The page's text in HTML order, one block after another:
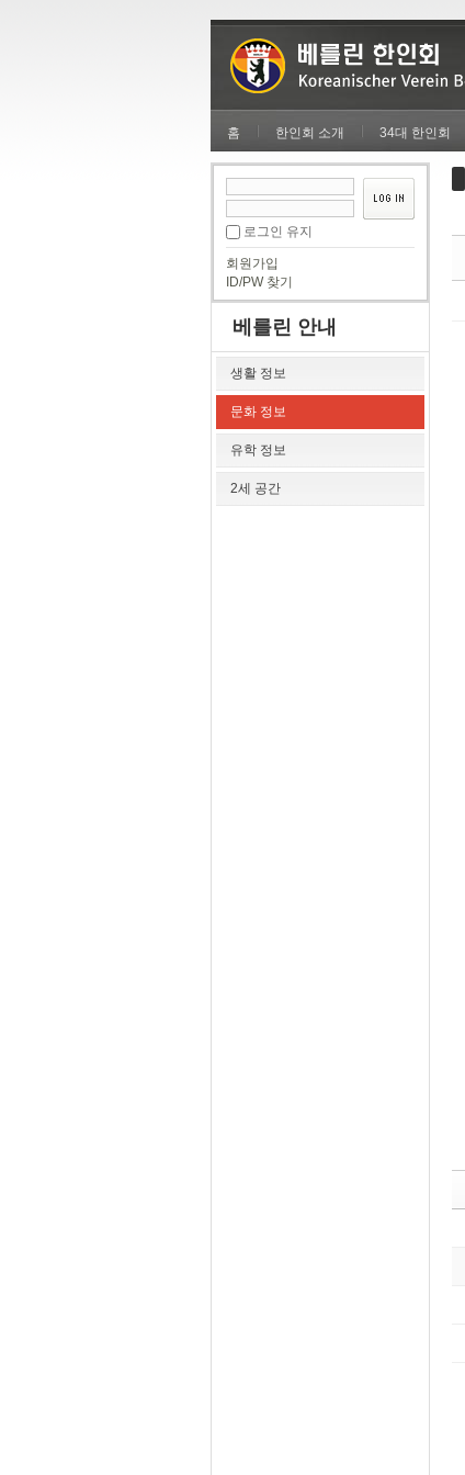
홈 한인회 소개 34대 한인회
로그인 유지
회원가입
ID/PW 찾기
베를린 안내
생활 정보
문화 정보
유학 정보
2세 공간
Sketchbook5, 스케치북5
Sketchbook5, 스케치북5
Sketchbook5, 스케치북5